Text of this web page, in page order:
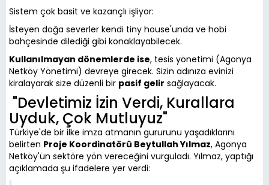
Sistem çok basit ve kazançlı işliyor:
İsteyen doğa severler kendi tiny house'unda ve hobi
bahçesinde dilediği gibi konaklayabilecek.
Kullanılmayan dönemlerde ise, tesis yönetimi (Agonya
Netköy Yönetimi) devreye girecek. Sizin adınıza evinizi
kiralayarak size düzenli bir pasif gelir sağlayacak.
"Devletimiz İzin Verdi, Kurallara
Uyduk, Çok Mutluyuz"
Türkiye'de bir ilke imza atmanın gururunu yaşadıklarını
belirten Proje Koordinatörü Beytullah Yılmaz, Agonya
Netköy'ün sektöre yön vereceğini vurguladı. Yılmaz, yaptığı
açıklamada şu ifadelere yer verdi: